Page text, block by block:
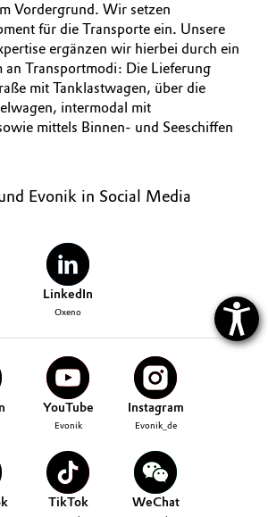
Vordergrund. Wir setzen
für die Transporte ein. Unsere
ergänzen wir hierbei durch ein
an Transportmodi: Die Lieferung
mit Tanklastwagen, über die
intermodal mit
mittels Binnen- und Seeschiffen
Evonik in Social Media
LinkedIn
Oxeno
YouTube
Evonik
Instagram
Evonik_de
TikTok WeChat